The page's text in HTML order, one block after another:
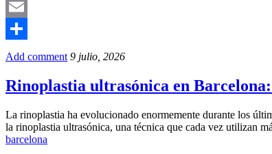
Mastodon
Email
Compartir
Add comment 9 julio, 2026
Rinoplastia ultrasónica en
La rinoplastia ha evolucionado enormemente durante los
la rinoplastia ultrasónica, una técnica que cada vez utilizan
barcelona